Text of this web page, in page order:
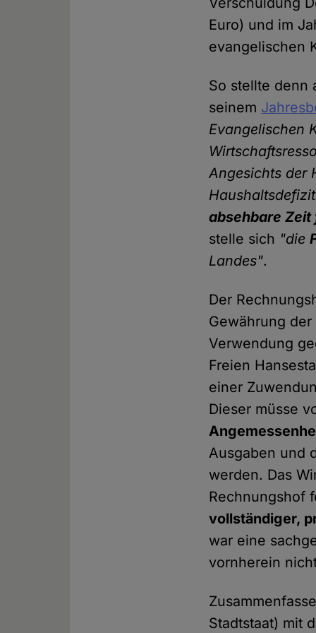
Euro) und im
evangelischen
So stellte denn
seinem
Evangelischen
Angesichts der
absehbare
stelle sich "die
Landes".
Der
Gewährung
Verwendung
Freien
einer
Dieser müsse
Ausgaben und
werden. Das
Rechnungshof
vollständiger,
war eine
vornherein
Stadtstaat) mit